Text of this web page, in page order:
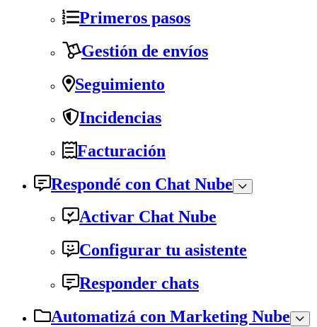
Primeros pasos
Gestión de envíos
Seguimiento
Incidencias
Facturación
Respondé con Chat Nube
Activar Chat Nube
Configurar tu asistente
Responder chats
Automatizá con Marketing Nube